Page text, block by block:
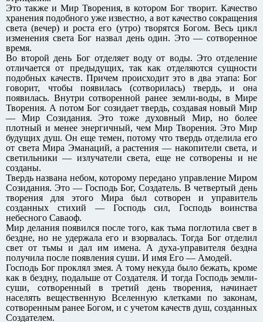
Это также и Мир Творения, в котором Бог творит. Качество
хранения подобного уже известно, а вот качество сокращения
света (вечер) и роста его (утро) творятся Богом. Весь цикл
изменения света Бог назвал день один. Это — сотворенное
время.
Во второй день Бог отделяет воду от воды. Это отделение
отличается от предыдущих, так как отделяются сущности
подобных качеств. Причем происходит это в два этапа: Бог
говорит, чтобы появилась (сотворилась) твердь, и она
появилась. Внутри сотворенной ранее земли-воды, в Мире
Творения. А потом Бог созидает твердь, создавая новый Мир
— Мир Созидания. Это тоже духовный Мир, но более
плотный и менее энергичный, чем Мир Творения. Это Мир
будущих душ. Он еще темен, потому что твердь отделила его
от света Мира Эманаций, а растения — накопители света, и
светильники — излучатели света, еще не сотворены и не
созданы.
Твердь названа небом, которому передано управление Миром
Созидания. Это — Господь Бог, Создатель. В четвертый день
творения для этого Мира был сотворен и управитель
созданных стихий — Господь сил, Господь воинства
небесного Саваоф.
Мир делания появился после того, как тьма поглотила свет в
бездне, но не удержала его и взорвалась. Тогда Бог отделил
свет от тьмы и дал им имена. А духа-управителя бездна
получила после появления суши. И имя Его — Амодей.
Господь Бог проклял змея. А тому некуда было бежать, кроме
как в бездну, подальше от Создателя. И тогда Господь земли-
суши, сотворенный в третий день творения, начинает
населять вещественную Вселенную клетками по законам,
сотворенным ранее Богом, и с учетом качеств душ, созданных
Создателем.